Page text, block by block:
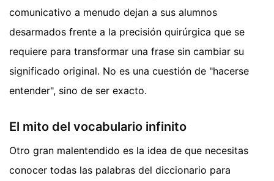
comunicativo a menudo dejan a sus alumnos
desarmados frente a la precisión quirúrgica que se
requiere para transformar una frase sin cambiar su
significado original. No es una cuestión de "hacerse
entender", sino de ser exacto.
El mito del vocabulario infinito
Otro gran malentendido es la idea de que necesitas
conocer todas las palabras del diccionario para